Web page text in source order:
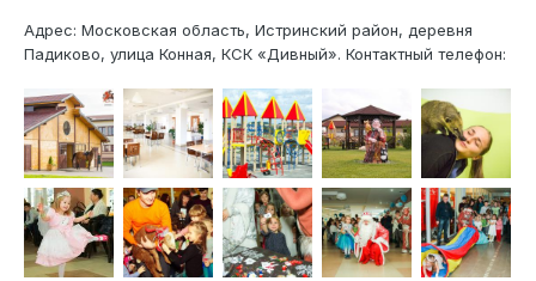
Адрес: Московская область, Истринский район, деревня
Падиково, улица Конная, КСК «Дивный». Контактный телефон:
life@kskdivniy.ru Facebook: https://www.facebook.com/kskdivnij
Вконтакте: https://vk.com/club53305461 КСК "Дивный" -
уникальный со...